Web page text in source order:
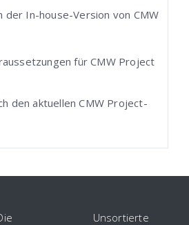
der In-house-Version von CMW
für CMW Project
den aktuellen CMW Project-
Unsortierte